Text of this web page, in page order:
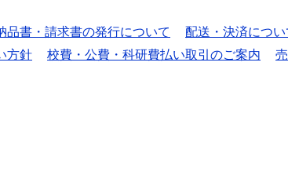
品書・請求書の発行について 配送・決済につい
方針 校費・公費・科研費払い取引のご案内